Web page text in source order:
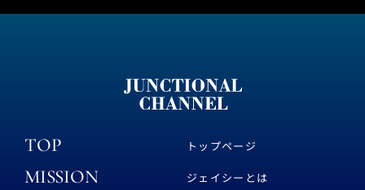
TOP トップページ
MISSION ジェイシーとは